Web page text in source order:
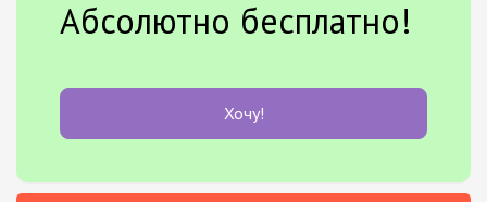
Абсолютно бесплатно!
Хочу!